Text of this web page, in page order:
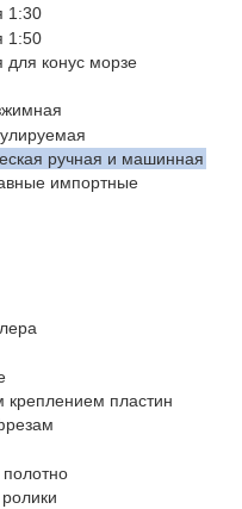
1:30
1:50
для конус морзе
ручная и машинная
импортные
креплением пластин